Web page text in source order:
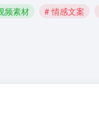
频素材 # 情感文案